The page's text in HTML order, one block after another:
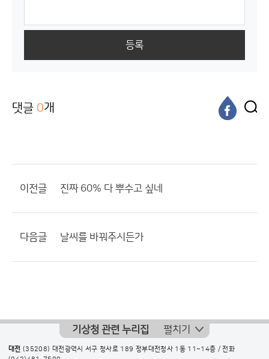
등록
댓글 0개
이전글 진짜 60% 다 뿌수고 싶네
다음글 날씨를 바꿔주시든가
기상청 관련 누리집 펼치기
대전 (35208) 대전광역시 서구 청사로 189 정부대전청사 1동 11~14층 / 전화